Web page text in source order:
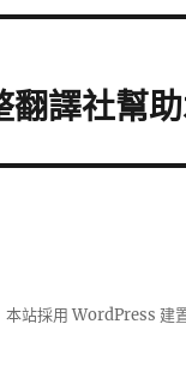
翻譯社幫
本站採用 WordPress 建